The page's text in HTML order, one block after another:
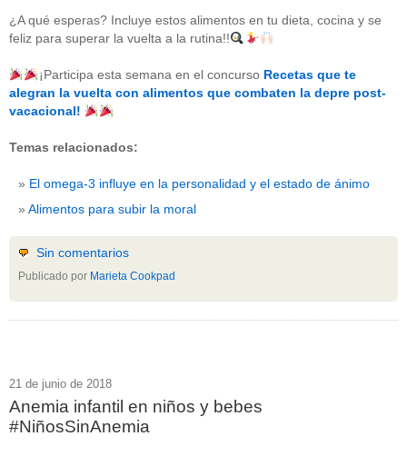
alimentos(22)
alimentos-perjudiaciales (17)
antioxidantes (6)
beneficios-salud(53)
calcio
corazon(1)
dietas(10)
embarazo
nutricion(3)
obesidad(12)
Sin categoría(438)
vitaminas(10)
RSS - Entradas
ADMINISTRAR
¿A qué esperas? Incluye estos alimentos en tu dieta, cocina y se
feliz para superar la vuelta a la rutina!!
¡Participa esta semana en el concurso Recetas que te
alegran la vuelta con alimentos que combaten la depre post-
vacacional!
Temas relacionados:
El omega-3 influye en la personalidad y el estado de ánimo
Alimentos para subir la moral
Sin comentarios
Publicado por Marieta Cookpad
21 de junio de 2018
Anemia infantil en niños y bebes
#NiñosSinAnemia